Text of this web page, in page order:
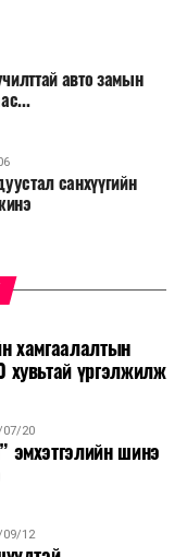
төрийн албан
ажиллуулах арга
засгийн нөхцөл
эдгээр
юм.
авто замын
санхүүгийн
хамгаалалтын
үргэлжилж
07/20
эмхэтгэлийн шинэ
09/12